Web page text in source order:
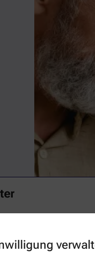
rund um Ihre Gesundheit